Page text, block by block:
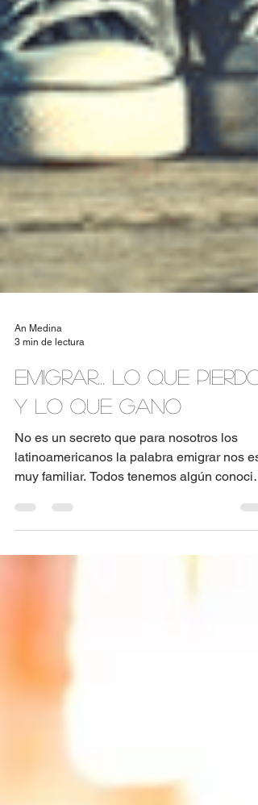
3 min de lectura
Emigrar... Lo que pierdo
y lo que gano
No es un secreto que para nosotros los
latinoamericanos la palabra emigrar nos es
muy familiar. Todos tenemos algún